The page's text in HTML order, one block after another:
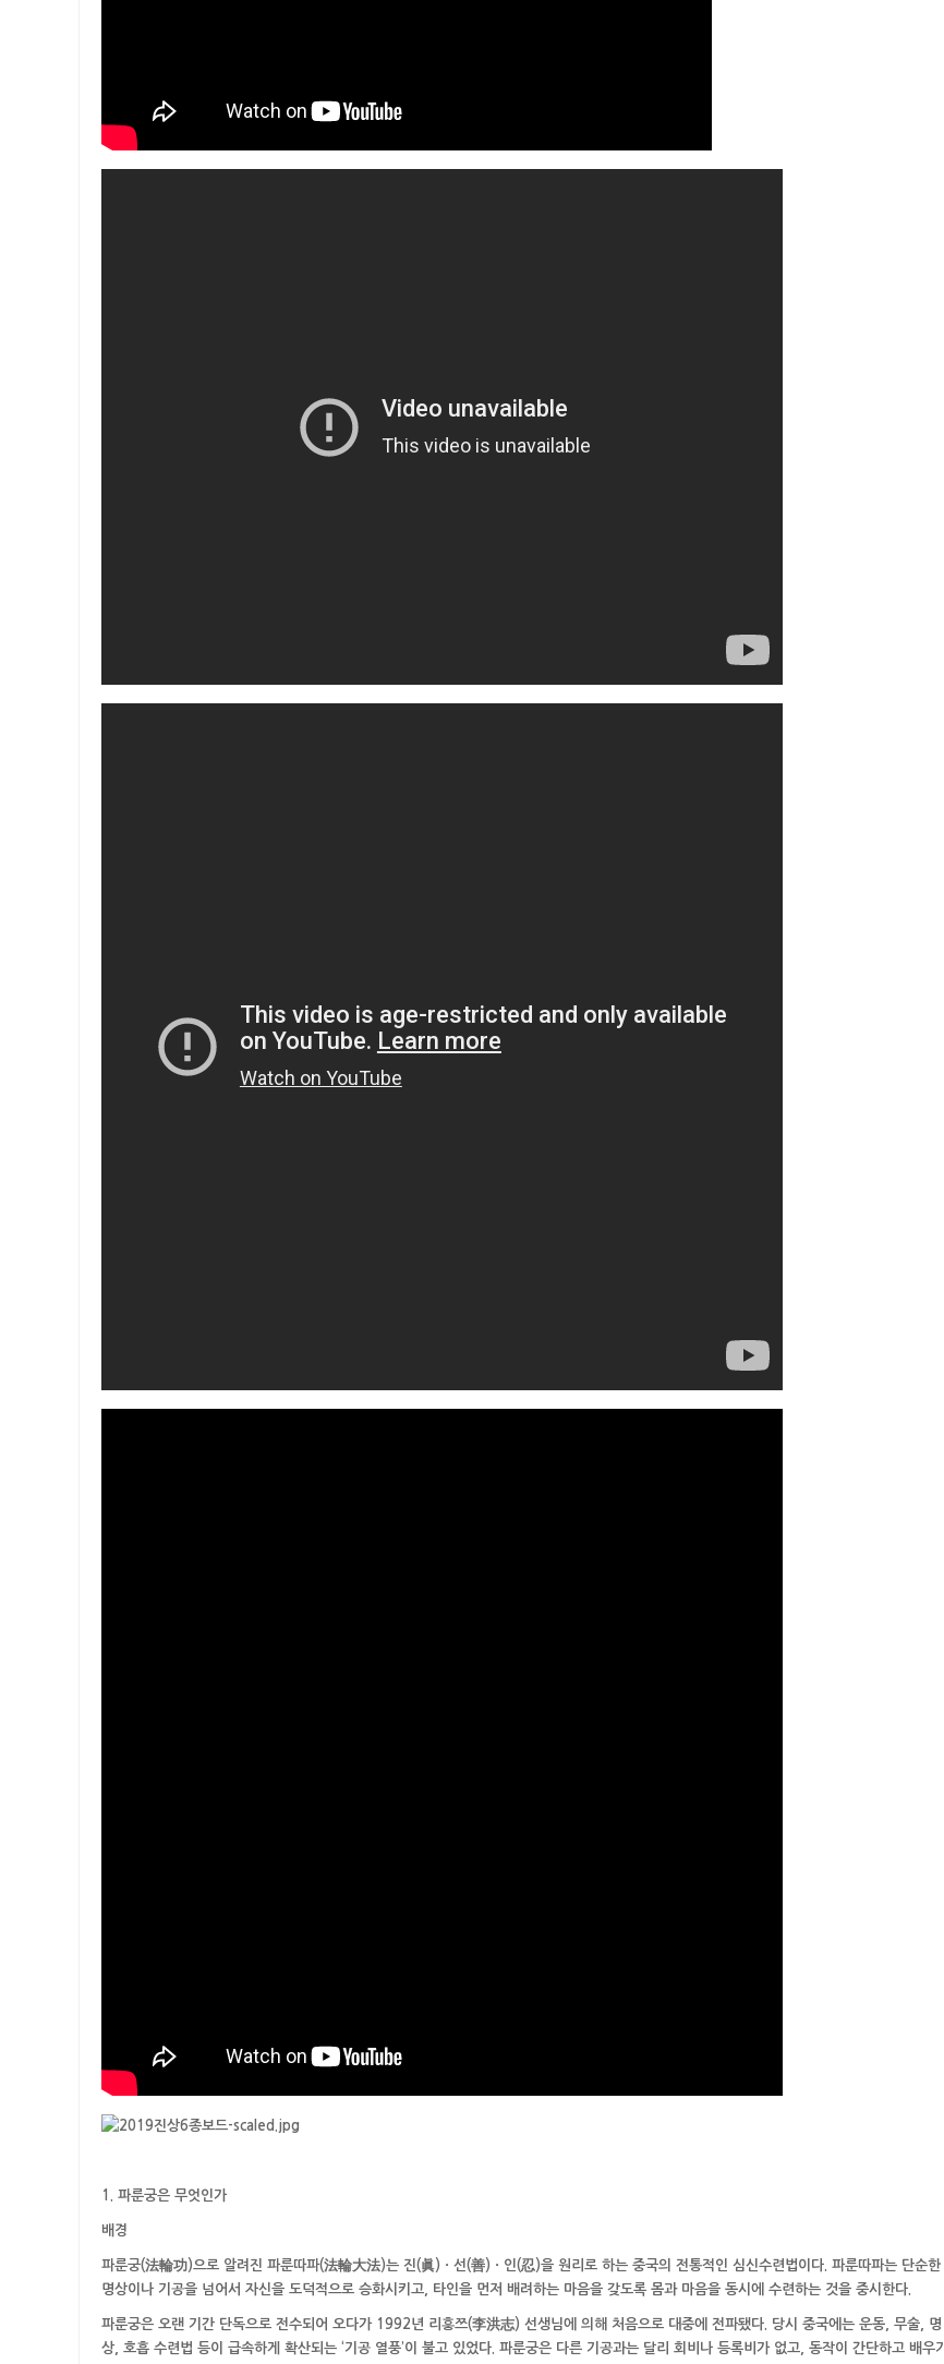
1. 파룬궁은 무엇인가
배경
파룬궁(法輪功)으로 알려진 파룬따파(法輪大法)는 진(眞)ㆍ선(善)ㆍ인(忍)을 원리로 하는 중국의 전통적인 심신수련법이다. 파룬따파는 단순한
명상이나 기공을 넘어서 자신을 도덕적으로 승화시키고, 타인을 먼저 배려하는 마음을 갖도록 몸과 마음을 동시에 수련하는 것을 중시한다.
파룬궁은 오랜 기간 단독으로 전수되어 오다가 1992년 리훙쯔(李洪志) 선생님에 의해 처음으로 대중에 전파됐다. 당시 중국에는 운동, 무술, 명
상, 호흡 수련법 등이 급속하게 확산되는 ‘기공 열풍’이 불고 있었다. 파룬궁은 다른 기공과는 달리 회비나 등록비가 없고, 동작이 간단하고 배우기